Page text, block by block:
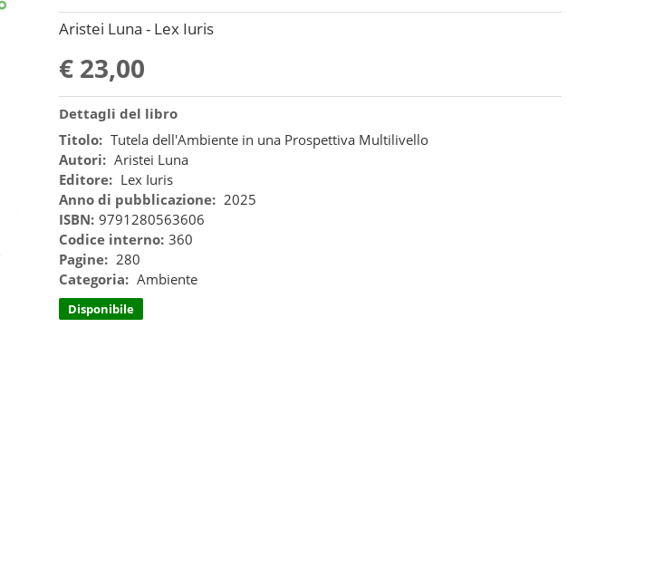
Aristei Luna - Lex Iuris
€ 23,00
Dettagli del libro
Titolo: Tutela dell'Ambiente in una Prospettiva Multilivello
Autori: Aristei Luna
Editore: Lex Iuris
Anno di pubblicazione: 2025
ISBN: 9791280563606
Codice interno: 360
Pagine: 280
Categoria: Ambiente
Disponibile